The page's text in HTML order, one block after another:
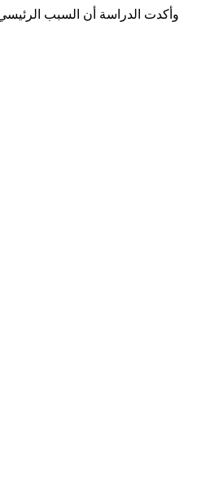
وأكدت الدراسة أن السبب